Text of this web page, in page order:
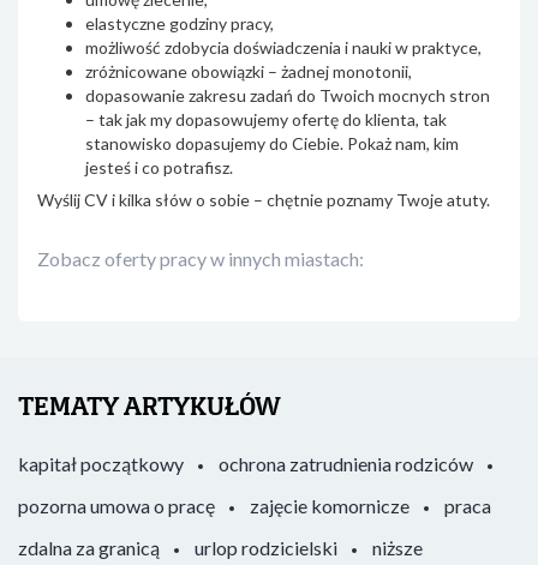
elastyczne godziny pracy,
możliwość zdobycia doświadczenia i nauki w praktyce,
zróżnicowane obowiązki – żadnej monotonii,
dopasowanie zakresu zadań do Twoich mocnych stron
– tak jak my dopasowujemy ofertę do klienta, tak
stanowisko dopasujemy do Ciebie. Pokaż nam, kim
jesteś i co potrafisz.
Wyślij CV i kilka słów o sobie – chętnie poznamy Twoje atuty.
Zobacz oferty pracy w innych miastach:
TEMATY ARTYKUŁÓW
kapitał początkowy
ochrona zatrudnienia rodziców
pozorna umowa o pracę
zajęcie komornicze
praca
zdalna za granicą
urlop rodzicielski
niższe